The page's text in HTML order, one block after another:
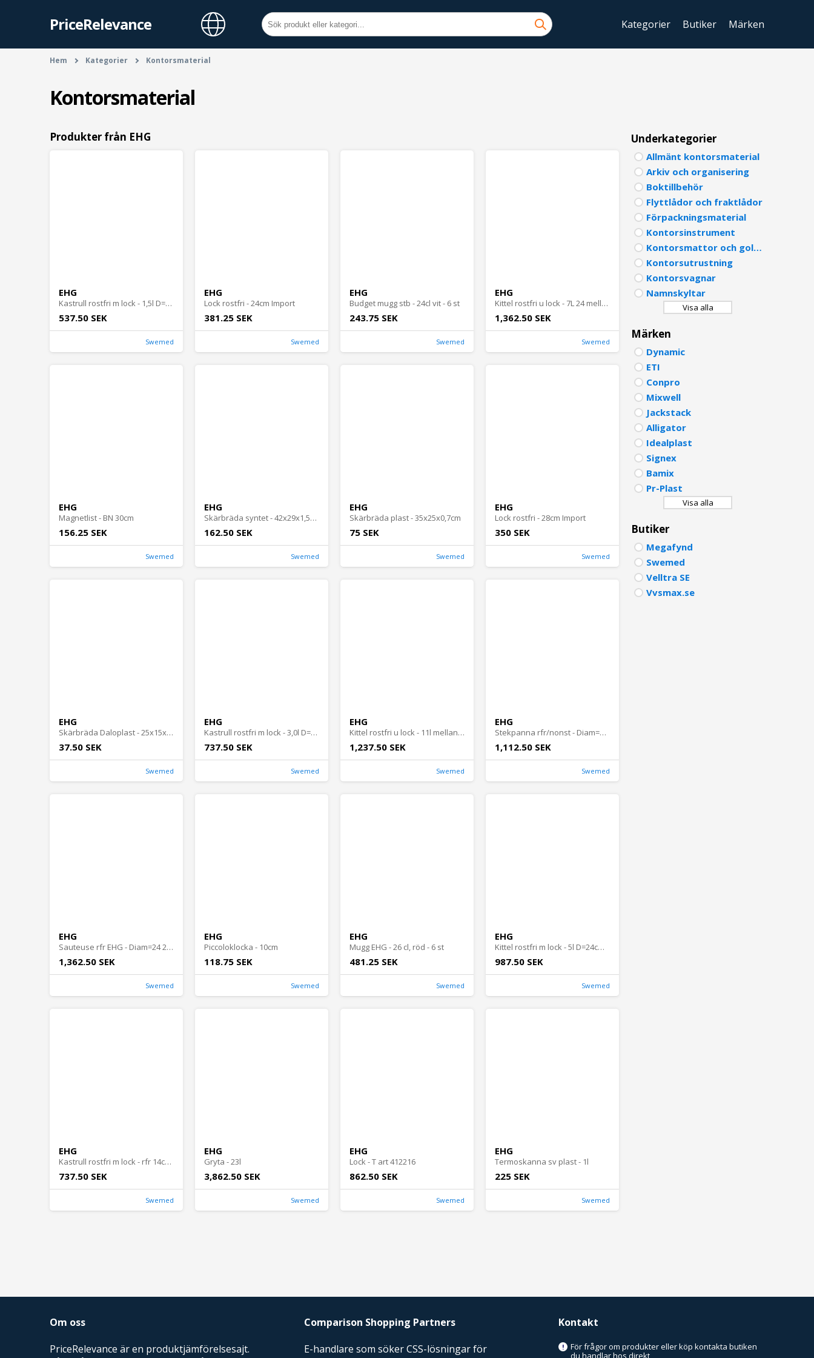
PriceRelevance Kategorier Butiker Märken
Hem Kategorier Kontorsmaterial
Kontorsmaterial
Produkter från EHG
EHG
Kastrull rostfri m lock - 1,5l D=16cm
537.50 SEK
Swemed
EHG
Lock rostfri - 24cm Import
381.25 SEK
Swemed
EHG
Budget mugg stb - 24cl vit - 6 st
243.75 SEK
Swemed
EHG
Kittel rostfri u lock - 7L 24 mellan Import
1,362.50 SEK
Swemed
EHG
Magnetlist - BN 30cm
156.25 SEK
Swemed
EHG
Skärbräda syntet - 42x29x1,5cm
162.50 SEK
Swemed
EHG
Skärbräda plast - 35x25x0,7cm
75 SEK
Swemed
EHG
Lock rostfri - 28cm Import
350 SEK
Swemed
EHG
Skärbräda Daloplast - 25x15x0,7cm plast
37.50 SEK
Swemed
EHG
Kastrull rostfri m lock - 3,0l D=20cm H=10,5cm
737.50 SEK
Swemed
EHG
Kittel rostfri u lock - 11l mellan Import
1,237.50 SEK
Swemed
EHG
Stekpanna rfr/nonst - Diam=24 EHG
1,112.50 SEK
Swemed
EHG
Sauteuse rfr EHG - Diam=24 2,8L
1,362.50 SEK
Swemed
EHG
Piccoloklocka - 10cm
118.75 SEK
Swemed
EHG
Mugg EHG - 26 cl, röd - 6 st
481.25 SEK
Swemed
EHG
Kittel rostfri m lock - 5l D=24cm H=13cm
987.50 SEK
Swemed
EHG
Kastrull rostfri m lock - rfr 14cm 1L
737.50 SEK
Swemed
EHG
Gryta - 23l
3,862.50 SEK
Swemed
EHG
Lock - T art 412216
862.50 SEK
Swemed
EHG
Termoskanna sv plast - 1l
225 SEK
Swemed
Underkategorier
Allmänt kontorsmaterial
Arkiv och organisering
Boktillbehör
Flyttlådor och fraktlådor
Förpackningsmaterial
Kontorsinstrument
Kontorsmattor och golvskydd
Kontorsutrustning
Kontorsvagnar
Namnskyltar
Visa alla
Märken
Dynamic
ETI
Conpro
Mixwell
Jackstack
Alligator
Idealplast
Signex
Bamix
Pr-Plast
Visa alla
Butiker
Megafynd
Swemed
Velltra SE
Vvsmax.se
Om oss
PriceRelevance är en produktjämförelsesajt.
Comparison Shopping Partners
E-handlare som söker CSS-lösningar för
Kontakt
!
För frågor om produkter eller köp kontakta butiken
du handlar hos direkt